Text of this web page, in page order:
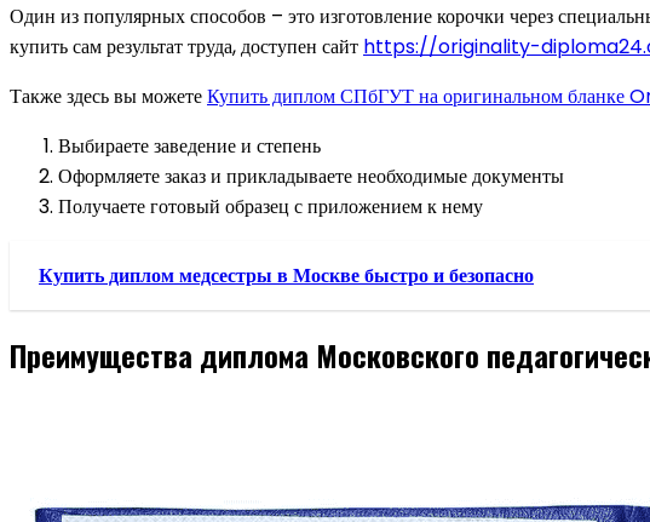
Один из популярных способов – это изготовление корочки через
купить сам результат труда, доступен сайт https://originality-
Также здесь вы можетеКупить диплом СПбГУТ на оригинальном бланке
Выбираете заведение и степень
Оформляете заказ и прикладываете необходимые документы
Получаете готовый образец с приложением к нему
Купить диплом медсестры в Москве быстро и безопасно
Преимущества диплома Московского